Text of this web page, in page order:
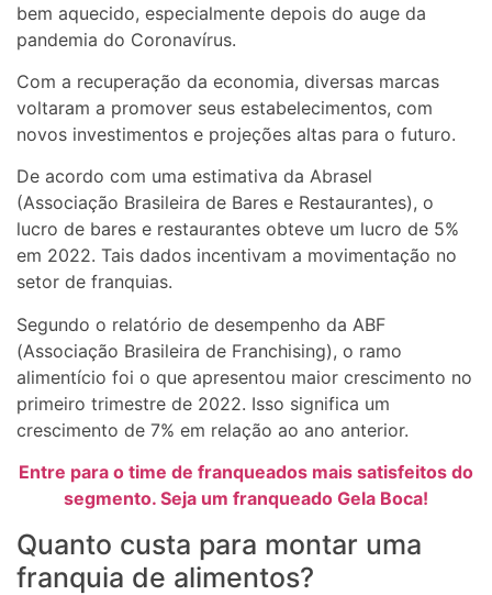
bem aquecido, especialmente depois do auge da
pandemia do Coronavírus.
Com a recuperação da economia, diversas marcas
voltaram a promover seus estabelecimentos, com
novos investimentos e projeções altas para o futuro.
De acordo com uma estimativa da Abrasel
(Associação Brasileira de Bares e Restaurantes), o
lucro de bares e restaurantes obteve um lucro de 5%
em 2022. Tais dados incentivam a movimentação no
setor de franquias.
Segundo o relatório de desempenho da ABF
(Associação Brasileira de Franchising), o ramo
alimentício foi o que apresentou maior crescimento no
primeiro trimestre de 2022. Isso significa um
crescimento de 7% em relação ao ano anterior.
Entre para o time de franqueados mais satisfeitos do
segmento. Seja um franqueado Gela Boca!
Quanto custa para montar uma
franquia de alimentos?